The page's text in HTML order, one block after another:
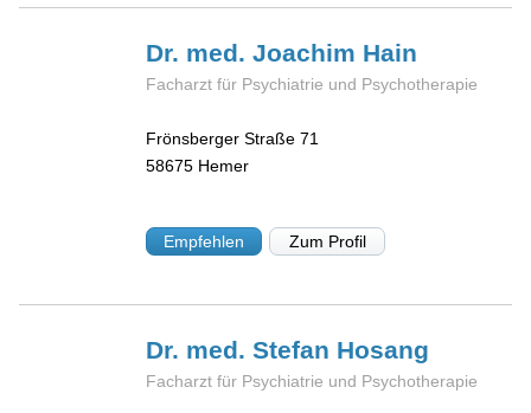
Dr. med. Joachim Hain
Facharzt für Psychiatrie und Psychotherapie
Frönsberger Straße 71
58675 Hemer
Empfehlen Zum Profil
Dr. med. Stefan Hosang
Facharzt für Psychiatrie und Psychotherapie